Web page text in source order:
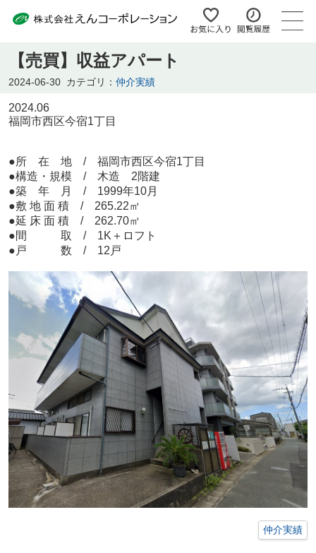
【売買】収益アパート
2024-06-30 カテゴリ： 仲介実績
2024.06
福岡市西区今宿1丁目
●所 在 地 / 福岡市西区今宿1丁目
●構造・規模 / 木造 2階建
●築 年 月 / 1999年10月
●敷 地 面 積 / 265.22㎡
●延 床 面 積 / 262.70㎡
●間 取 / 1K＋ロフト
●戸 数 / 12戸
仲介実績